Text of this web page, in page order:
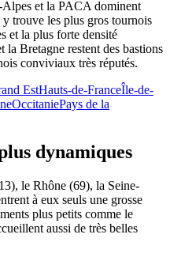
et la PACA dominent
trouve les plus gros tournois
et la plus forte densité
la Bretagne restent des bastions
conviviaux très réputés.
EstHauts-de-FranceÎle-de-
OccitaniePays de la
dynamiques
le Rhône (69), la Seine-
à eux seuls une grosse
plus petits comme le
aussi de très belles